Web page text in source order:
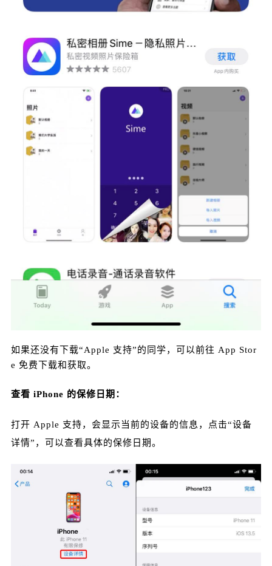
如果还没有下载“Apple 支持”的同学，可以前往 App Stor
e 免费下载和获取。
查看 iPhone 的保修日期：
打开 Apple 支持，会显示当前的设备的信息，点击“设备
详情”，可以查看具体的保修日期。